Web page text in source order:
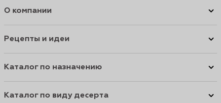
О компании
Рецепты и идеи
Каталог по назначению
Каталог по виду десерта